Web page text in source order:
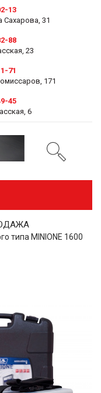
13
Сахарова, 31
88
23
71
171
45
6
типа MINIONE 1600